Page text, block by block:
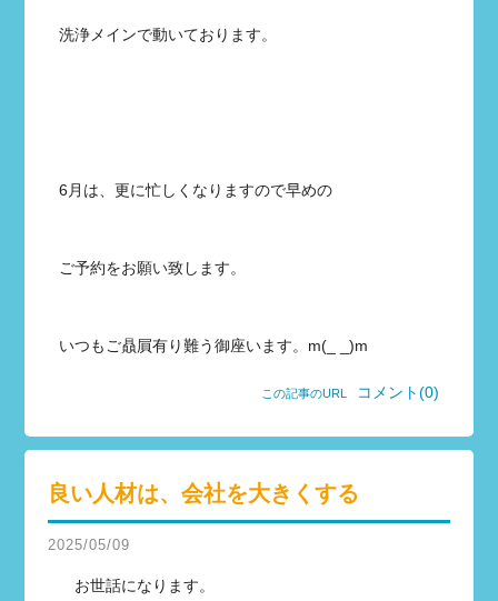
洗浄メインで動いております。
6月は、更に忙しくなりますので早めの
ご予約をお願い致します。
いつもご贔屓有り難う御座います。m(_ _)m
この記事のURL コメント(0)
良い人材は、会社を大きくする
2025/05/09
お世話になります。